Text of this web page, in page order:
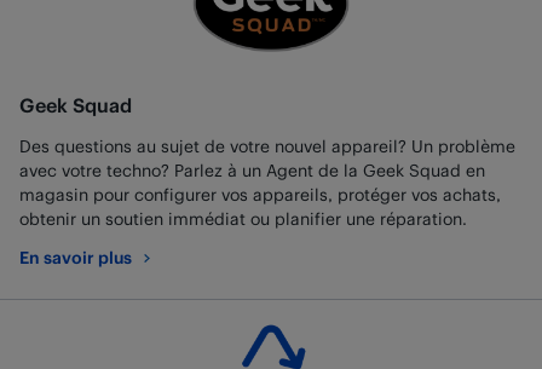
Geek Squad
Des questions au sujet de votre nouvel appareil? Un problème
avec votre techno? Parlez à un Agent de la Geek Squad en
magasin pour configurer vos appareils, protéger vos achats,
obtenir un soutien immédiat ou planifier une réparation.
En savoir plus
au sujet de Geek Squad